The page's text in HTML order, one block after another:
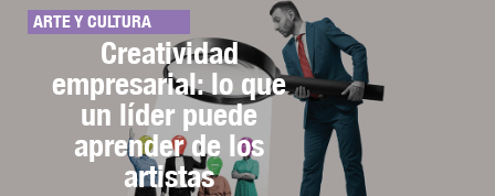
ARTE Y CULTURA
Creatividad
empresarial: lo que
un líder puede
aprender de los
artistas